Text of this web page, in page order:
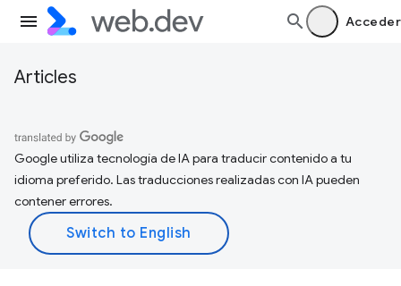
Acceder
Articles
Google utiliza tecnología de IA para traducir contenido a tu
idioma preferido. Las traducciones realizadas con IA pueden
contener errores.